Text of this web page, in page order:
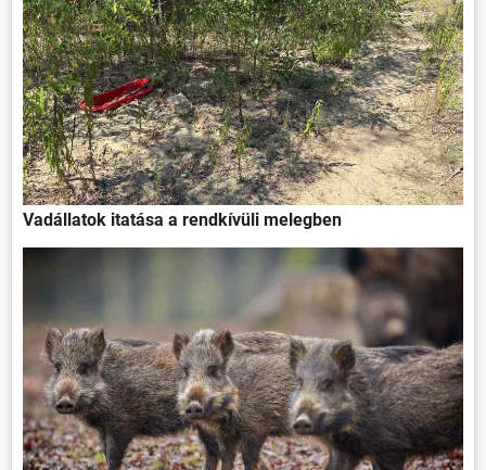
Vadállatok itatása a rendkívüli melegben